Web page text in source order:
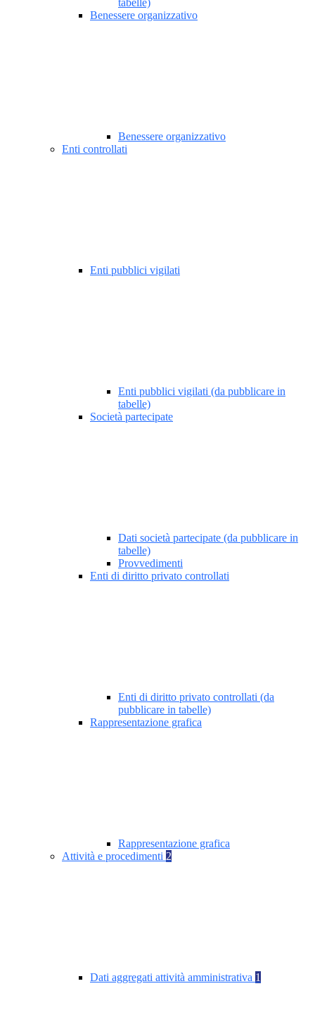
tabelle)
Benessere organizzativo
Benessere organizzativo
Enti controllati
Enti pubblici vigilati
Enti pubblici vigilati (da pubblicare in
tabelle)
Società partecipate
Dati società partecipate (da pubblicare in
tabelle)
Provvedimenti
Enti di diritto privato controllati
Enti di diritto privato controllati (da
pubblicare in tabelle)
Rappresentazione grafica
Rappresentazione grafica
Attività e procedimenti 2
Dati aggregati attività amministrativa 1